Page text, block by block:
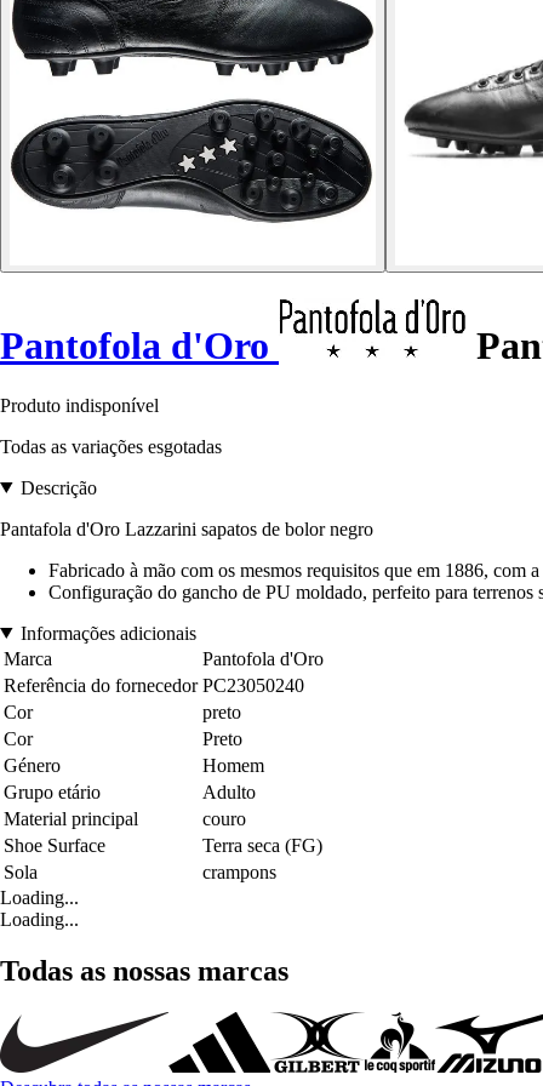
Pantofola d'Oro
Produto indisponível
Todas as variações esgotadas
Descrição
Pantafola d'Oro Lazzarini sapatos de bolor negro
Fabricado à mão com os mesmos requisitos que em 1886, com
Configuração do gancho de PU moldado, perfeito para terrenos
Informações adicionais
Marca
Pantofola d'Oro
Referência do fornecedor PC23050240
Cor
preto
Cor
Preto
Género
Homem
Grupo etário
Adulto
Material principal
couro
Shoe Surface
Terra seca (FG)
Sola
crampons
Loading...
Loading...
Todas as nossas marcas